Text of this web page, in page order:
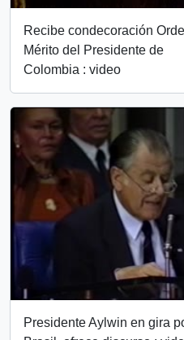
Recibe condecoración
Mérito del Presidente de
Colombia : video
clipboard
Presidente Aylwin en gira